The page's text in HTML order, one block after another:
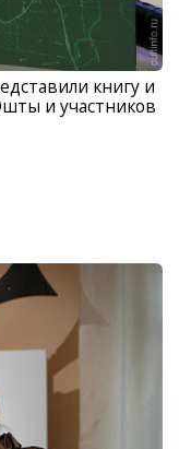
книгу и
и участников